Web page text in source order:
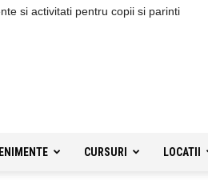
si activitati pentru copii si parinti
CURSURI LOCATII